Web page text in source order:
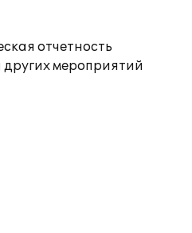
отчетность
мероприятий